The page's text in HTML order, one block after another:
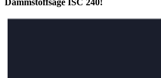
Dämmstoffsäge ISC 240!